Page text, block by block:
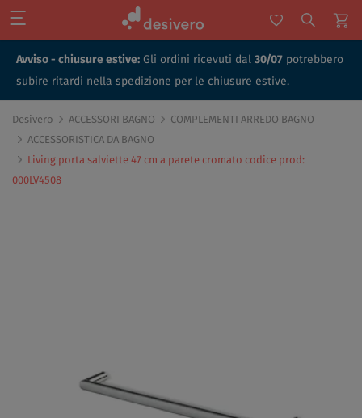
Avviso - chiusure estive: Gli ordini ricevuti dal 30/07 potrebbero
subire ritardi nella spedizione per le chiusure estive.
Desivero ACCESSORI BAGNO
COMPLEMENTI ARREDO BAGNO
ACCESSORISTICA DA BAGNO
Living porta salviette 47 cm a parete cromato codice prod:
000LV4508